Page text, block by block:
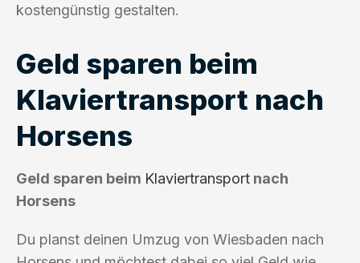
kostengünstig gestalten.
Geld sparen beim
Klaviertransport nach
Horsens
Geld sparen beim Klaviertransport nach
Horsens
Du planst deinen Umzug von Wiesbaden nach